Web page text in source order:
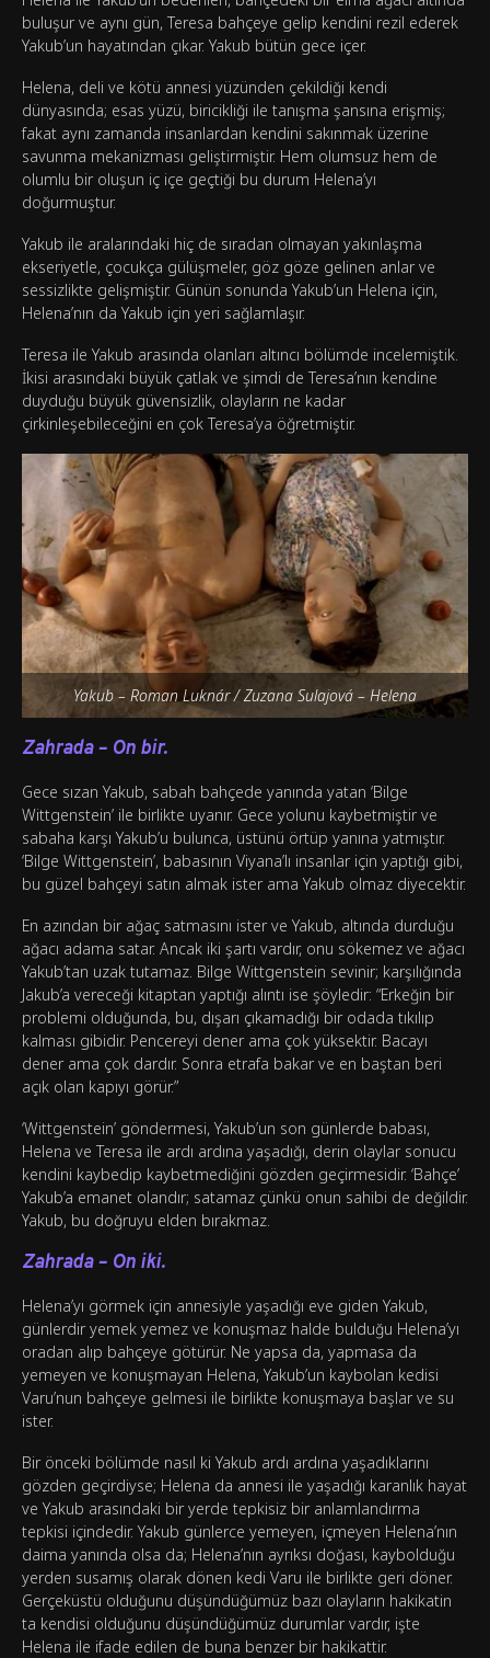
buluşur ve aynı gün, Teresa bahçeye gelip kendini rezil ederek
Yakub’un hayatından çıkar. Yakub bütün gece içer.
Helena, deli ve kötü annesi yüzünden çekildiği kendi
dünyasında; esas yüzü, biricikliği ile tanışma şansına erişmiş;
fakat aynı zamanda insanlardan kendini sakınmak üzerine
savunma mekanizması geliştirmiştir. Hem olumsuz hem de
olumlu bir oluşun iç içe geçtiği bu durum Helena’yı
doğurmuştur.
Yakub ile aralarındaki hiç de sıradan olmayan yakınlaşma
ekseriyetle, çocukça gülüşmeler, göz göze gelinen anlar ve
sessizlikte gelişmiştir. Günün sonunda Yakub’un Helena için,
Helena’nın da Yakub için yeri sağlamlaşır.
Teresa ile Yakub arasında olanları altıncı bölümde incelemiştik.
İkisi arasındaki büyük çatlak ve şimdi de Teresa’nın kendine
duyduğu büyük güvensizlik, olayların ne kadar
çirkinleşebileceğini en çok Teresa’ya öğretmiştir.
Yakub – Roman Luknár / Zuzana Sulajová – Helena
Zahrada – On bir.
Gece sızan Yakub, sabah bahçede yanında yatan ‘Bilge
Wittgenstein’ ile birlikte uyanır. Gece yolunu kaybetmiştir ve
sabaha karşı Yakub’u bulunca, üstünü örtüp yanına yatmıştır.
‘Bilge Wittgenstein’, babasının Viyana’lı insanlar için yaptığı gibi,
bu güzel bahçeyi satın almak ister ama Yakub olmaz diyecektir.
En azından bir ağaç satmasını ister ve Yakub, altında durduğu
ağacı adama satar. Ancak iki şartı vardır, onu sökemez ve ağacı
Yakub’tan uzak tutamaz. Bilge Wittgenstein sevinir; karşılığında
Jakub’a vereceği kitaptan yaptığı alıntı ise şöyledir: “Erkeğin bir
problemi olduğunda, bu, dışarı çıkamadığı bir odada tıkılıp
kalması gibidir. Pencereyi dener ama çok yüksektir. Bacayı
dener ama çok dardır. Sonra etrafa bakar ve en baştan beri
açık olan kapıyı görür.”
‘Wittgenstein’ göndermesi, Yakub’un son günlerde babası,
Helena ve Teresa ile ardı ardına yaşadığı, derin olaylar sonucu
kendini kaybedip kaybetmediğini gözden geçirmesidir. ‘Bahçe’
Yakub’a emanet olandır; satamaz çünkü onun sahibi de değildir.
Yakub, bu doğruyu elden bırakmaz.
Zahrada – On iki.
Helena’yı görmek için annesiyle yaşadığı eve giden Yakub,
günlerdir yemek yemez ve konuşmaz halde bulduğu Helena’yı
oradan alıp bahçeye götürür. Ne yapsa da, yapmasa da
yemeyen ve konuşmayan Helena, Yakub’un kaybolan kedisi
Varu’nun bahçeye gelmesi ile birlikte konuşmaya başlar ve su
ister.
Bir önceki bölümde nasıl ki Yakub ardı ardına yaşadıklarını
gözden geçirdiyse; Helena da annesi ile yaşadığı karanlık hayat
ve Yakub arasındaki bir yerde tepkisiz bir anlamlandırma
tepkisi içindedir. Yakub günlerce yemeyen, içmeyen Helena’nın
daima yanında olsa da; Helena’nın ayrıksı doğası, kaybolduğu
yerden susamış olarak dönen kedi Varu ile birlikte geri döner.
Gerçeküstü olduğunu düşündüğümüz bazı olayların hakikatin
ta kendisi olduğunu düşündüğümüz durumlar vardır, işte
Helena ile ifade edilen de buna benzer bir hakikattir.